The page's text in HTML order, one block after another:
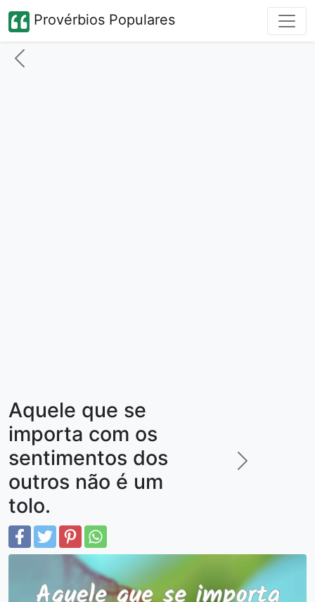
Provérbios Populares
Aquele que se
importa com os
sentimentos dos
outros não é um
tolo.